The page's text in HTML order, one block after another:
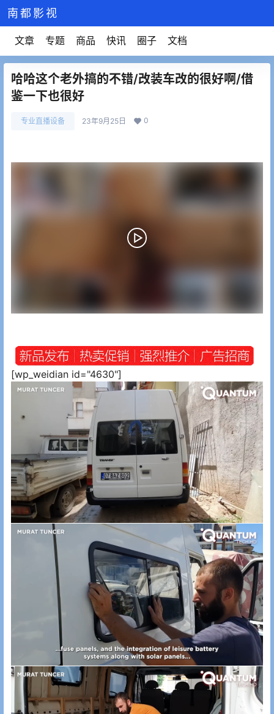
南都影视
文章 专题 商品 快讯 圈子 文档
哈哈这个老外搞的不错/改装车改的很好啊/借
鉴一下也很好
专业直播设备 23年9月25日 0
[wp_weidian id="4630"]